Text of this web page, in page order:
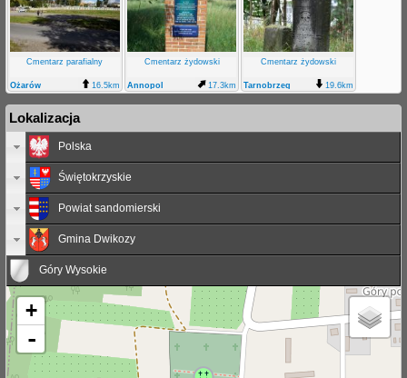
Cmentarz parafialny
Ożarów 16.5km
Cmentarz żydowski
Annopol 17.3km
Cmentarz żydowski
Tarnobrzeg 19.6km
Lokalizacja
Polska
Świętokrzyskie
Powiat sandomierski
Gmina Dwikozy
Góry Wysokie
+
-